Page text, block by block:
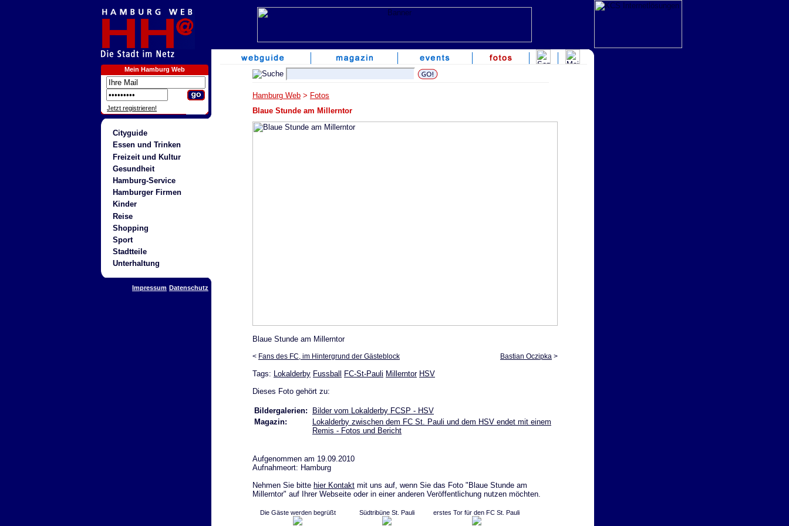
Mein Hamburg Web
Jetzt registrieren!
Cityguide
Essen und Trinken
Freizeit und Kultur
Gesundheit
Hamburg-Service
Hamburger Firmen
Kinder
Reise
Shopping
Sport
Stadtteile
Unterhaltung
Impressum Datenschutz
Hamburg Web > Fotos
Blaue Stunde am Millerntor
Blaue Stunde am Millerntor
< Fans des FC, im Hintergrund der Gästeblock Bastian Oczipka >
Tags: Lokalderby Fussball FC-St-Pauli Millerntor HSV
Dieses Foto gehört zu:
Bildergalerien:
Bilder vom Lokalderby FCSP - HSV
Magazin:
Lokalderby zwischen dem FC St. Pauli und dem HSV endet mit einem
Remis - Fotos und Bericht
Aufgenommen am 19.09.2010
Aufnahmeort: Hamburg
Nehmen Sie bitte hier Kontakt mit uns auf, wenn Sie das Foto "Blaue Stunde am
Millerntor" auf Ihrer Webseite oder in einer anderen Veröffentlichung nutzen möchten.
Die Gäste werden begrüßt Südtribüne St. Pauli erstes Tor für den FC St. Pauli